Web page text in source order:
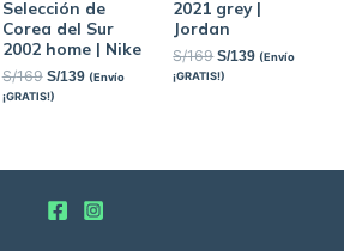
Selección de
Corea del Sur
2002 home | Nike
S/169 S/139 (Envío
¡GRATIS!)
2021 grey |
Jordan
S/169 S/139 (Envío
¡GRATIS!)